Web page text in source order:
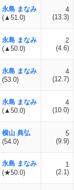
永島 まなみ
(▲51.0)
4
(13.3)
永島 まなみ
(▲50.0)
2
(4.6)
永島 まなみ
(53.0)
4
(12.7)
永島 まなみ
(▲50.0)
4
(10.0)
横山 典弘
(54.0)
5
(9.9)
永島 まなみ
(★50.0)
1
(2.1)